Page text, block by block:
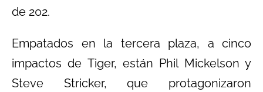
de 202.
Empatados en la tercera plaza, a cinco
impactos de Tiger, están Phil Mickelson y
Steve Stricker, que protagonizaron